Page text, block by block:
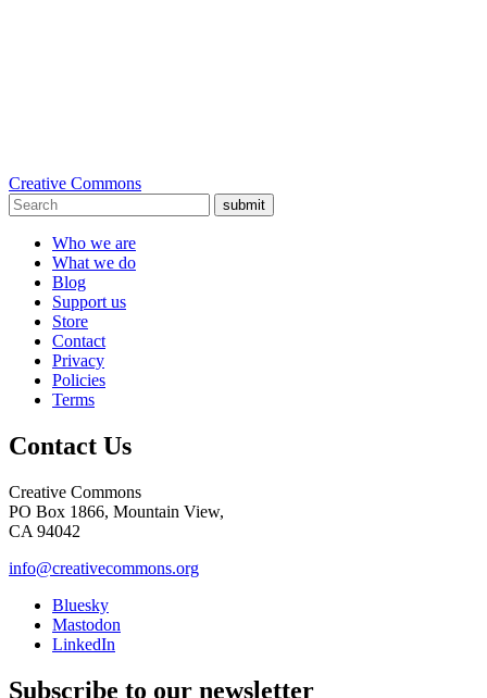
Creative Commons
submit
Who we are
What we do
Blog
Support us
Store
Contact
Privacy
Policies
Terms
Contact Us
Creative Commons
PO Box 1866, Mountain View,
CA 94042
info@creativecommons.org
Bluesky
Mastodon
LinkedIn
Subscribe to our newsletter